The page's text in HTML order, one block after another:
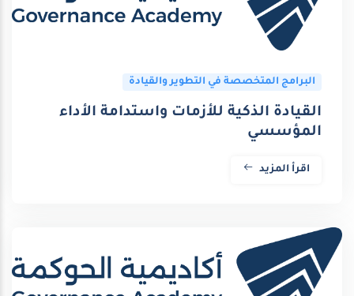
البرامج المتخصصة في التطوير والقيادة
القيادة الذكية للأزمات واستدامة الأداء
المؤسسي
اقرأ المزيد